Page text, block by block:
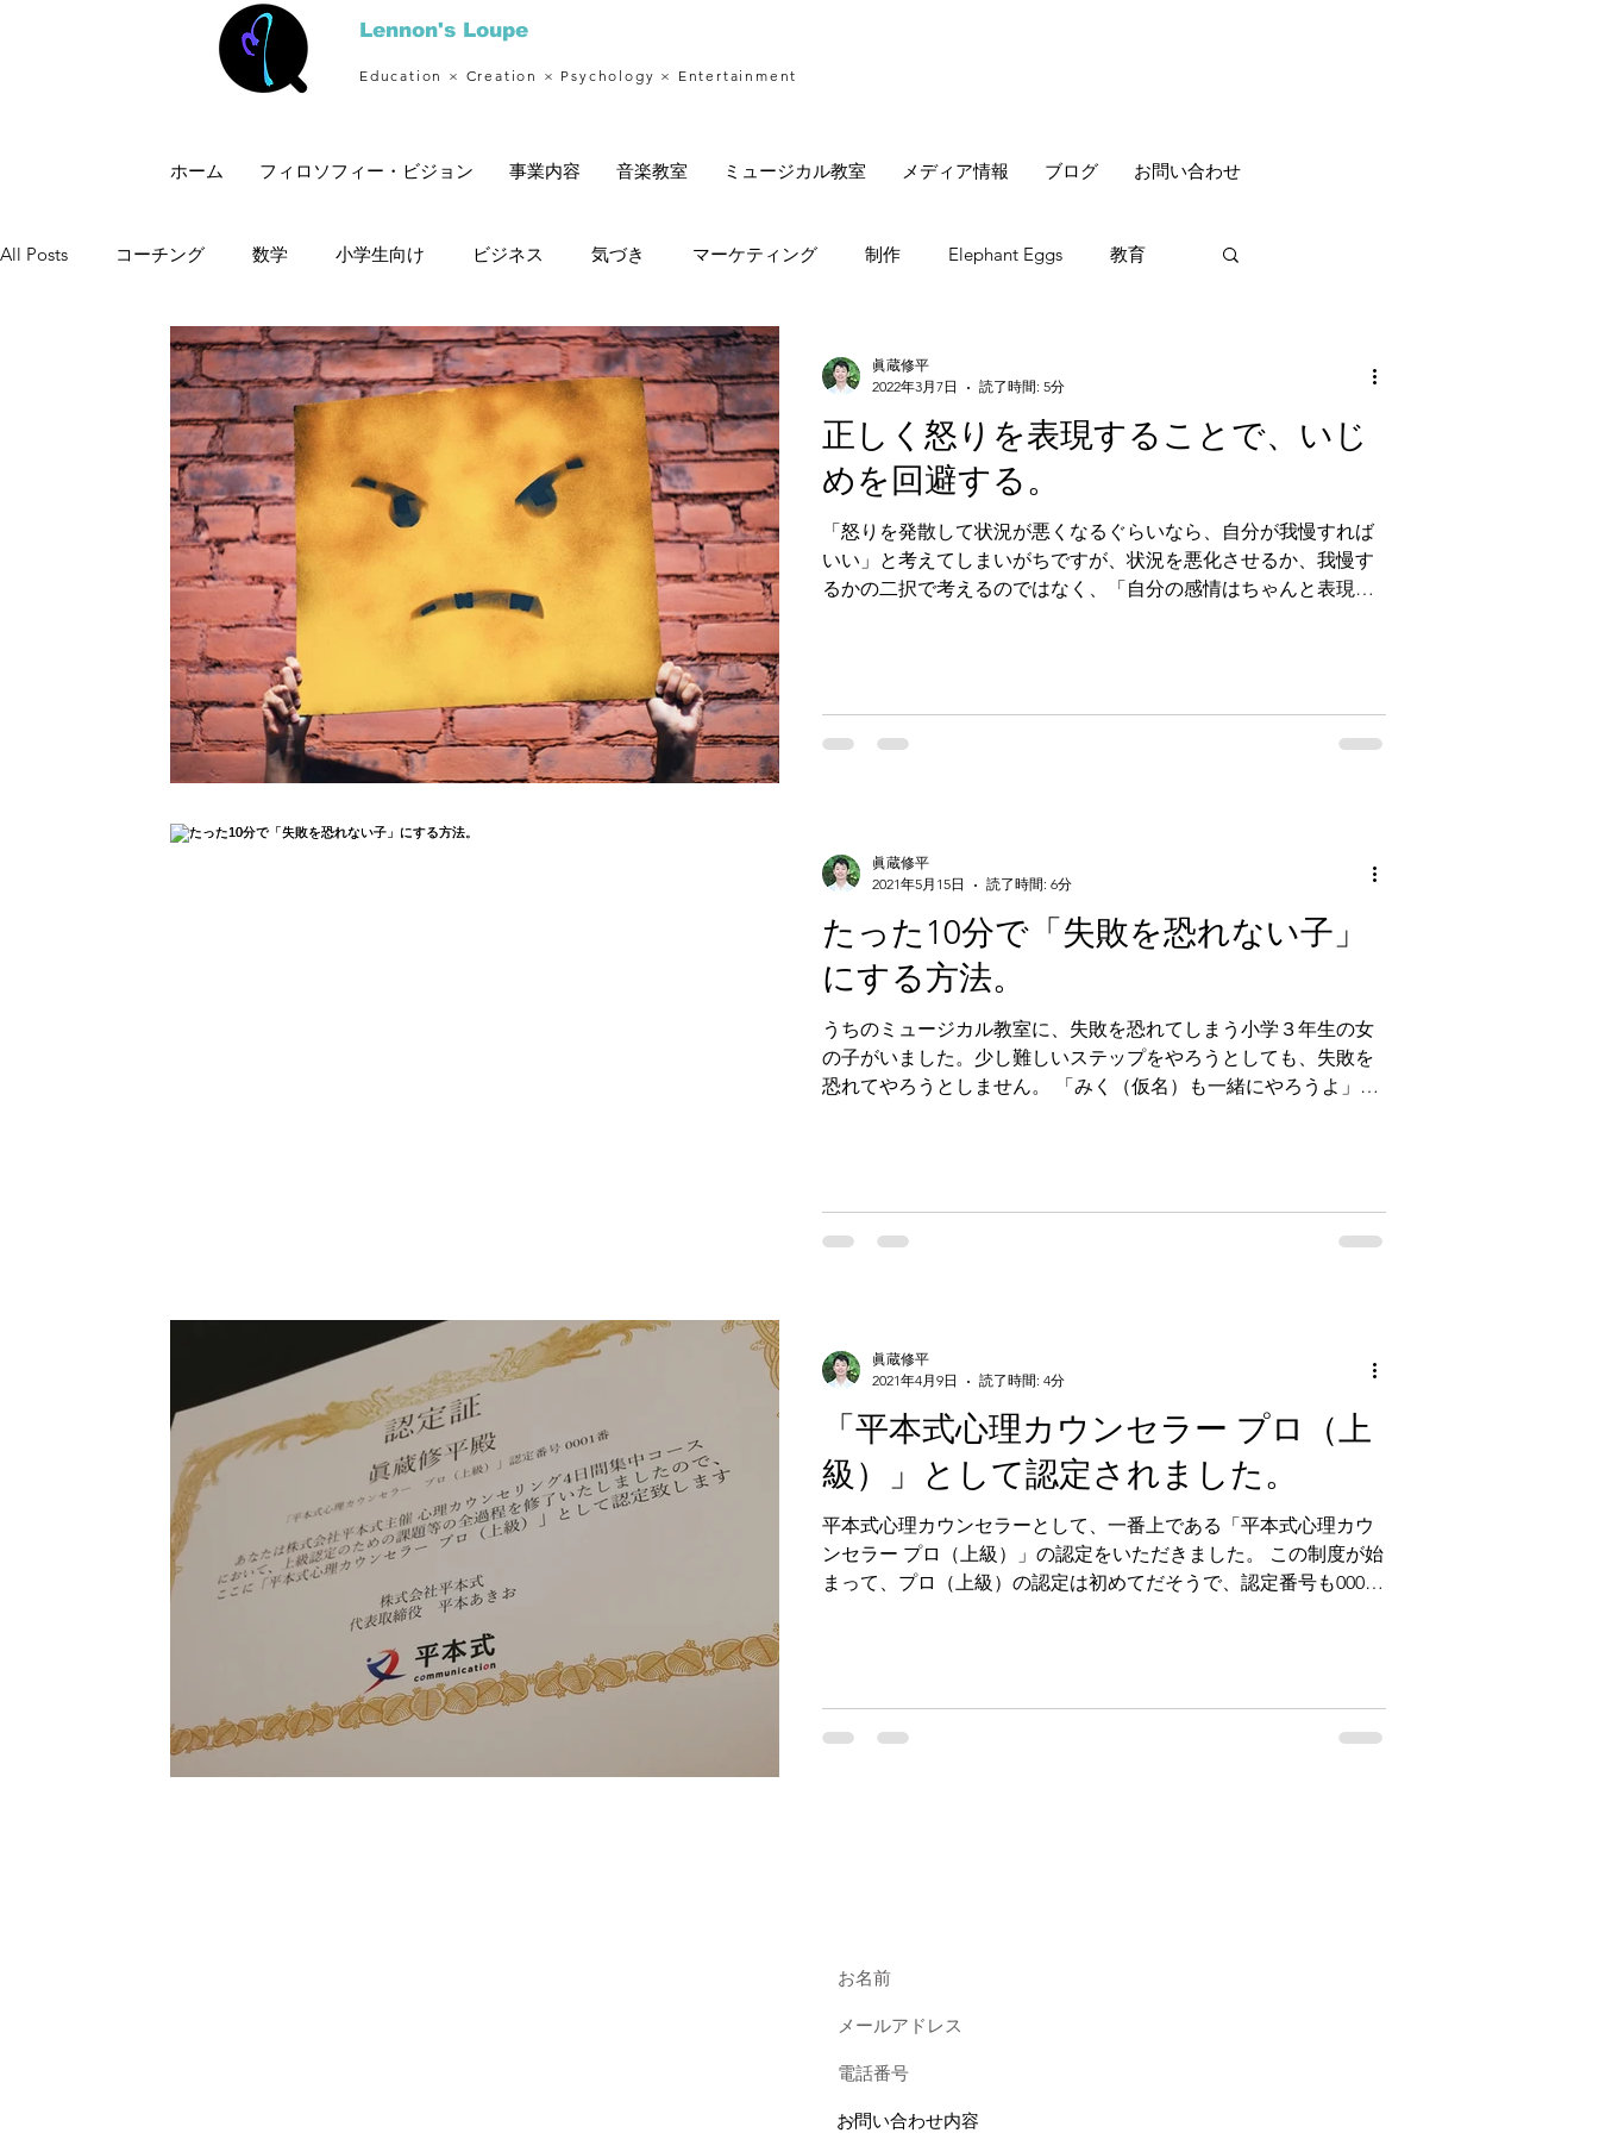
Lennon's Loupe
Education × Creation × Psychology × Entertainment
ホーム フィロソフィー・ビジョン 事業内容 音楽教室 ミュージカル教室 メディア情報 ブログ お問い合わせ
All Posts コーチング 数学 小学生向け ビジネス 気づき マーケティング 制作 Elephant Eggs 教育
幸福論 カウンセリング 漫画 子育て みゆ音楽教室
正しく怒りを表現することで、いじ
めを回避する。
「怒りを発散して状況が悪くなるぐらいなら、自分が我慢すれば
いい」と考えてしまいがちですが、状況を悪化させるか、我慢す
るかの二択で考えるのではなく、「自分の感情はちゃんと表現す
眞蔵修平
2022年3月7日
読了時間: 5分
たった10分で「失敗を恐れない子」
にする方法。
うちのミュージカル教室に、失敗を恐れてしまう小学３年生の女
の子がいました。少し難しいステップをやろうとしても、失敗を
恐れてやろうとしません。 「みく（仮名）も一緒にやろうよ」と
眞蔵修平
2021年5月15日
読了時間: 6分
「平本式心理カウンセラー プロ（上
級）」として認定されました。
平本式心理カウンセラーとして、一番上である「平本式心理カウ
ンセラー プロ（上級）」の認定をいただきました。 この制度が始
まって、プロ（上級）の認定は初めてだそうで、認定番号も0001
眞蔵修平
2021年4月9日
読了時間: 4分